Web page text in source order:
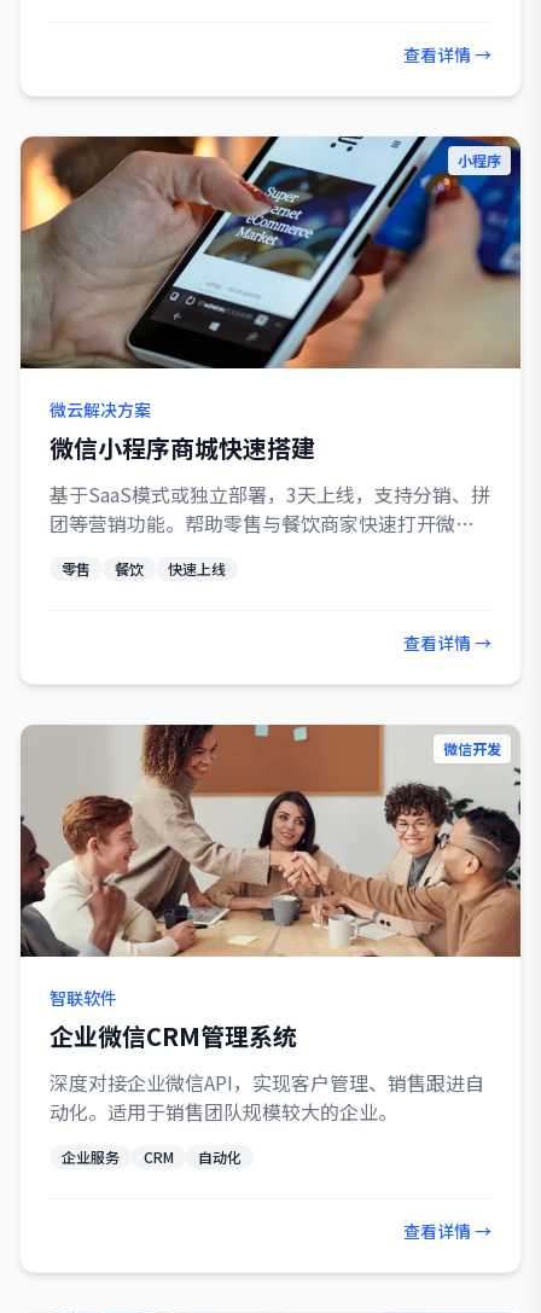
查看详情 →
小程序
微云解决方案
微信小程序商城快速搭建
基于SaaS模式或独立部署，3天上线，支持分销、拼
团等营销功能。帮助零售与餐饮商家快速打开微信
零售 餐饮 快速上线
查看详情 →
微信开发
智联软件
企业微信CRM管理系统
深度对接企业微信API，实现客户管理、销售跟进自
动化。适用于销售团队规模较大的企业。
企业服务 CRM 自动化
查看详情 →